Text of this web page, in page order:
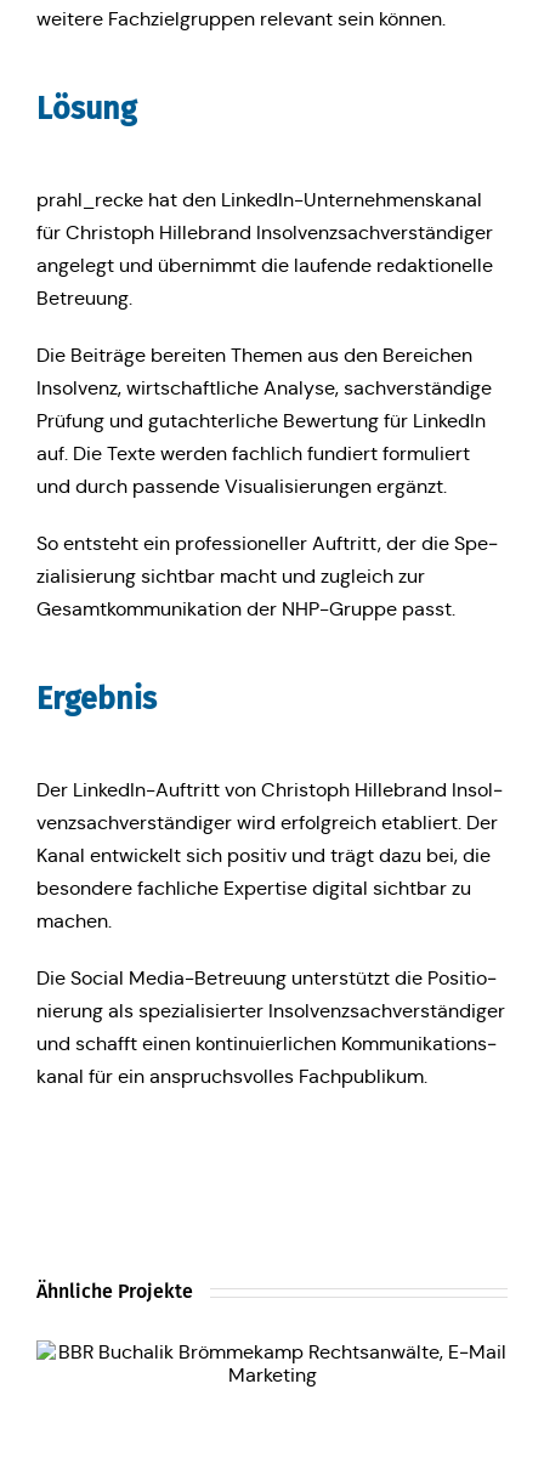
weitere Fach­ziel­grup­pen rele­vant sein können.
Lösung
prahl_recke hat den Lin­ke­dIn-Unter­neh­mens­ka­nal
für Chris­toph Hil­le­brand Insol­venz­sach­ver­stän­di­ger
ange­legt und über­nimmt die lau­fen­de redak­tio­nel­le
Betreuung.
Die Bei­trä­ge berei­ten Themen aus den Berei­chen
Insol­venz, wirt­schaft­li­che Analyse, sach­ver­stän­di­ge
Prüfung und gut­ach­ter­li­che Bewer­tung für Lin­ke­dIn
auf. Die Texte werden fach­lich fun­diert for­mu­liert
und durch pas­sen­de Visua­li­sie­run­gen ergänzt.
So ent­steht ein pro­fes­sio­nel­ler Auf­tritt, der die Spe­
zia­li­sie­rung sicht­bar macht und zugleich zur
Gesamt­kom­mu­ni­ka­ti­on der NHP-Gruppe passt.
Ergeb­nis
Der Lin­ke­dIn-Auf­tritt von Chris­toph Hil­le­brand Insol­
venz­sach­ver­stän­di­ger wird erfolg­reich eta­bliert. Der
Kanal ent­wi­ckelt sich positiv und trägt dazu bei, die
beson­de­re fach­li­che Exper­ti­se digital sicht­bar zu
machen.
Die Social Media-Betreu­ung unter­stützt die Posi­tio­
nie­rung als spe­zia­li­sier­ter Insol­venz­sach­ver­stän­di­ger
und schafft einen kon­ti­nu­ier­li­chen Kom­mu­ni­ka­ti­ons­
ka­nal für ein anspruchs­vol­les Fachpublikum.
Ähnliche Projekte